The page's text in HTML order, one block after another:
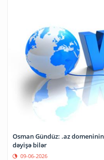
Osman Gündüz: .az
dəyişə bilər
09-06-2026